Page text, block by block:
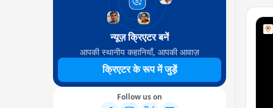
न्यूज़ क्रिएटर बनें
आपकी स्थानीय कहानियाँ, आपकी आवाज़
क्रिएटर के रूप में जुड़ें
Follow us on